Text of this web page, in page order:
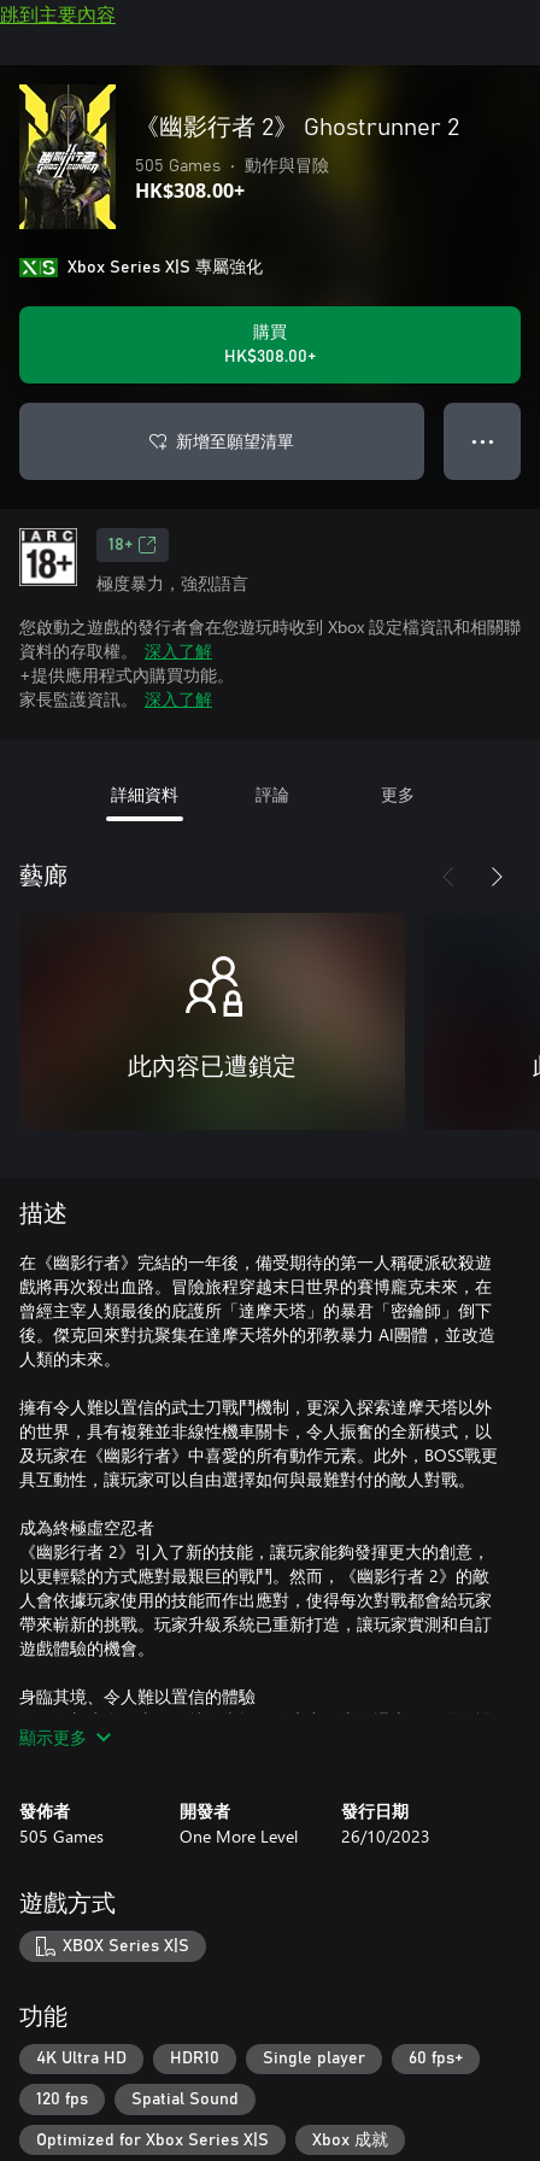
跳到主要內容
《幽影行者 2》 Ghostrunner 2
505 Games • 動作與冒險
HK$308.00+
Xbox Series X|S 專屬強化
購買
HK$308.00+
新增至願望清單 ● ● ●
18+
極度暴力，強烈語言
您啟動之遊戲的發行者會在您遊玩時收到 Xbox 設定檔資訊和相關聯
資料的存取權。
深入了解
+提供應用程式內購買功能。
家長監護資訊。
深入了解
詳細資料 評論 更多
藝廊
此內容已遭鎖定
描述
在《幽影行者》完結的一年後，備受期待的第一人稱硬派砍殺遊
戲將再次殺出血路。冒險旅程穿越末日世界的賽博龐克未來，在
曾經主宰人類最後的庇護所「達摩天塔」的暴君「密鑰師」倒下
後。傑克回來對抗聚集在達摩天塔外的邪教暴力 AI團體，並改造
人類的未來。
擁有令人難以置信的武士刀戰鬥機制，更深入探索達摩天塔以外
的世界，具有複雜並非線性機車關卡，令人振奮的全新模式，以
及玩家在《幽影行者》中喜愛的所有動作元素。此外，BOSS戰更
具互動性，讓玩家可以自由選擇如何與最難對付的敵人對戰。
成為終極虛空忍者
《幽影行者 2》引入了新的技能，讓玩家能夠發揮更大的創意，
以更輕鬆的方式應對最艱巨的戰鬥。然而，《幽影行者 2》的敵
人會依據玩家使用的技能而作出應對，使得每次對戰都會給玩家
帶來嶄新的挑戰。玩家升級系統已重新打造，讓玩家實測和自訂
遊戲體驗的機會。
身臨其境、令人難以置信的體驗
如果你想生存下去，那就得掌握網路虛空。當你遇上可互動的場
景時，可用來對付具有挑戰性的新敵人，例如爆炸桶、可破壞的
事與情節。
一邊聆聽由 Daniel Deluxe、We Are Magonia、Gost、Dan
Terminus 及 Arek Reikowski 創作的迷人合成波配樂，一邊拯救人
類，消滅敵人。
顯示更多
發佈者
505 Games
開發者
One More Level
發行日期
26/10/2023
遊戲方式
XBOX Series X|S
功能
4K Ultra HD HDR10 Single player 60 fps+
120 fps Spatial Sound
Optimized for Xbox Series X|S Xbox 成就